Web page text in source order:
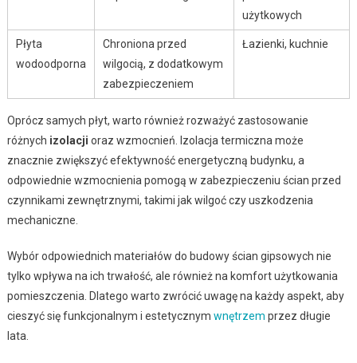
użytkowych
Płyta
wodoodporna
Chroniona przed
wilgocią, z dodatkowym
zabezpieczeniem
Łazienki, kuchnie
Oprócz samych płyt, warto również rozważyć zastosowanie
różnych izolacji oraz wzmocnień. Izolacja termiczna może
znacznie zwiększyć efektywność energetyczną budynku, a
odpowiednie wzmocnienia pomogą w zabezpieczeniu ścian przed
czynnikami zewnętrznymi, takimi jak wilgoć czy uszkodzenia
mechaniczne.
Wybór odpowiednich materiałów do budowy ścian gipsowych nie
tylko wpływa na ich trwałość, ale również na komfort użytkowania
pomieszczenia. Dlatego warto zwrócić uwagę na każdy aspekt, aby
cieszyć się funkcjonalnym i estetycznym wnętrzem przez długie
lata.